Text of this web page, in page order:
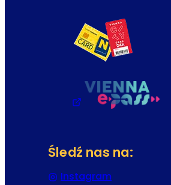
Śledź nas na:
Instagram